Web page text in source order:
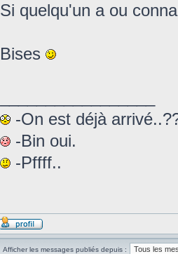
Si quelqu'un a ou
Bises
-On est déjà
-Bin oui.
-Pffff..
Afficher les messages publiés depuis :